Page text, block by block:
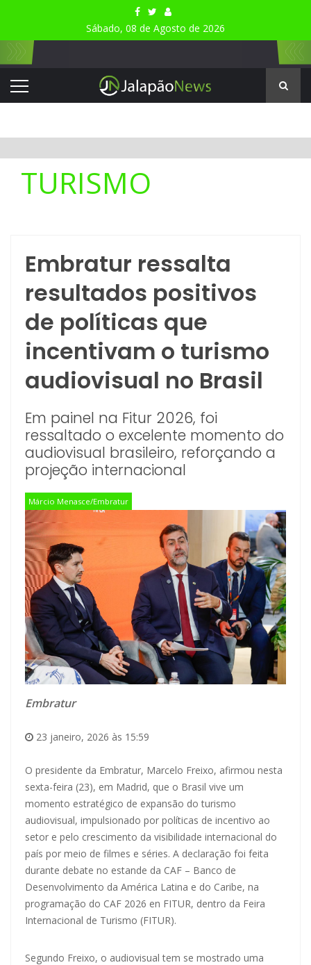
Sábado, 08 de Agosto de 2026
TURISMO
Embratur ressalta
resultados positivos
de políticas que
incentivam o turismo
audiovisual no Brasil
Em painel na Fitur 2026, foi
ressaltado o excelente momento do
audiovisual brasileiro, reforçando a
projeção internacional
Márcio Menasce/Embratur
Embratur
23 janeiro, 2026 às 15:59
O presidente da Embratur, Marcelo Freixo, afirmou nesta
sexta-feira (23), em Madrid, que o Brasil vive um
momento estratégico de expansão do turismo
audiovisual, impulsionado por políticas de incentivo ao
setor e pelo crescimento da visibilidade internacional do
país por meio de filmes e séries. A declaração foi feita
durante debate no estande da CAF – Banco de
Desenvolvimento da América Latina e do Caribe, na
programação do CAF 2026 en FITUR, dentro da Feira
Internacional de Turismo (FITUR).
Segundo Freixo, o audiovisual tem se mostrado uma